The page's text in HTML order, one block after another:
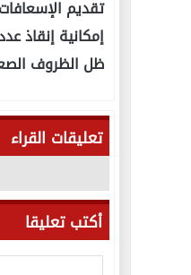
تقديم
إمكانية إنقاذ
ظل الظروف
تعليقات القراء
أكتب تعليقا